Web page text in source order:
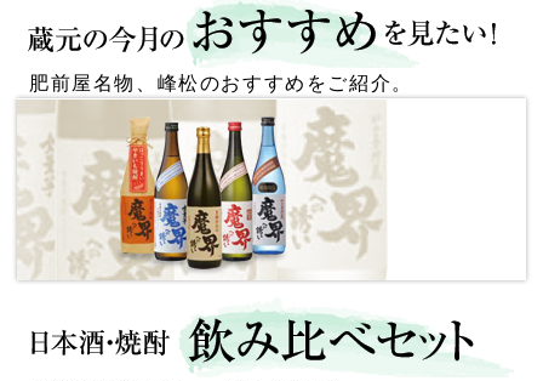
肥前屋名物、峰松のおすすめをご紹介。